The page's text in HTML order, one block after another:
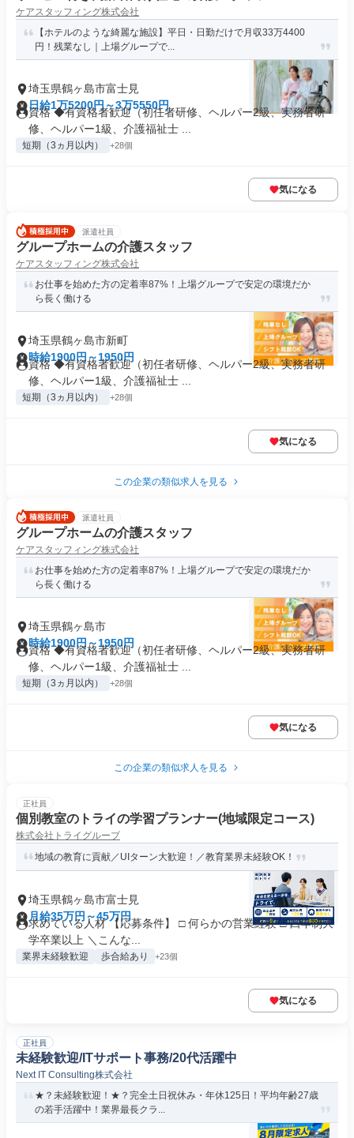
ケアスタッフィング株式会社
【ホテルのような綺麗な施設】平日・日勤だけで月収33万4400
円！残業なし｜上場グループで...
埼玉県鶴ヶ島市富士見
日給1万5200円～3万5550円
資格 ◆有資格者歓迎（初任者研修、ヘルパー2級、実務者研
修、ヘルパー1級、介護福祉士 ...
短期（3ヵ月以内） +28個
気になる
派遣社員
グループホームの介護スタッフ
ケアスタッフィング株式会社
お仕事を始めた方の定着率87%！上場グループで安定の環境だか
ら長く働ける
埼玉県鶴ヶ島市新町
時給1900円～1950円
資格 ◆有資格者歓迎（初任者研修、ヘルパー2級、実務者研
修、ヘルパー1級、介護福祉士 ...
短期（3ヵ月以内） +28個
気になる
この企業の類似求人を見る
派遣社員
グループホームの介護スタッフ
ケアスタッフィング株式会社
お仕事を始めた方の定着率87%！上場グループで安定の環境だか
ら長く働ける
埼玉県鶴ヶ島市
時給1900円～1950円
資格 ◆有資格者歓迎（初任者研修、ヘルパー2級、実務者研
修、ヘルパー1級、介護福祉士 ...
短期（3ヵ月以内） +28個
気になる
この企業の類似求人を見る
正社員
個別教室のトライの学習プランナー(地域限定コース)
株式会社トライグループ
地域の教育に貢献／UIターン大歓迎！／教育業界未経験OK！
埼玉県鶴ヶ島市富士見
月給35万円～45万円
求めている人材 【応募条件】 □ 何らかの営業経験 □ 四年制大
学卒業以上 ＼こんな...
業界未経験歓迎 歩合給あり +23個
気になる
正社員
未経験歓迎/ITサポート事務/20代活躍中
Next IT Consulting株式会社
★？未経験歓迎！★？完全土日祝休み・年休125日！平均年齢27歳
の若手活躍中！業界最長クラ...